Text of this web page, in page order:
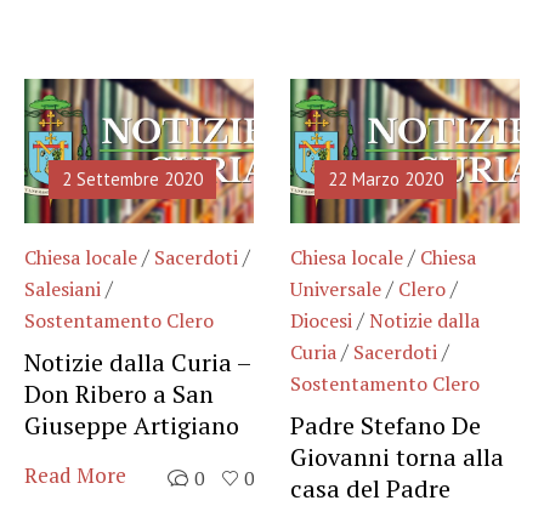
2 Settembre 2020
Chiesa locale/ Sacerdoti/
Salesiani/
Sostentamento Clero
Notizie dalla Curia –
Don Ribero a San
Giuseppe Artigiano
0 0
Read More
22 Marzo 2020
Chiesa locale/ Chiesa
Universale/ Clero/
Diocesi/Notizie dalla
Curia/ Sacerdoti/
Sostentamento Clero
Padre Stefano De
Giovanni torna alla
casa del Padre